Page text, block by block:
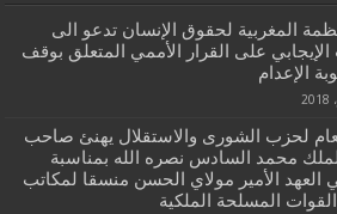
المغربية لحقوق الإنسان تدعو الى
على القرار الأممي المتعلق بوقف
الإعدام
لحزب الشورى والاستقلال يهنئ صاحب
محمد السادس نصره الله بمناسبة
العهد الأمير مولاي الحسن منسقا لمكاتب
المسلحة الملكية